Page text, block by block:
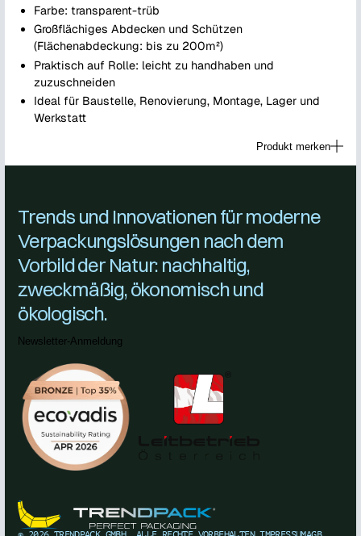
Farbe: transparent-trüb
Großflächiges Abdecken und Schützen
(Flächenabdeckung: bis zu 200m²)
Praktisch auf Rolle: leicht zu handhaben und
zuzuschneiden
Ideal für Baustelle, Renovierung, Montage, Lager und
Werkstatt
Produkt merken
Trends und Innovationen für moderne
Verpackungslösungen nach dem
Vorbild der Natur: nachhaltig,
zweckmäßig, ökonomisch und
ökologisch.
Newsletter-Anmeldung